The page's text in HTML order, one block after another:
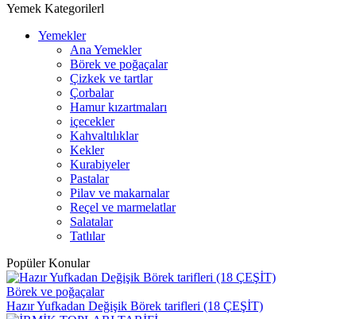
Yemek Kategorilerl
Yemekler
Ana Yemekler
Börek ve poğaçalar
Çizkek ve tartlar
Çorbalar
Hamur kızartmaları
içecekler
Kahvaltılıklar
Kekler
Kurabiyeler
Pastalar
Pilav ve makarnalar
Reçel ve marmelatlar
Salatalar
Tatlılar
Popüler Konular
Börek ve poğaçalar
Hazır Yufkadan Değişik Börek tarifleri (18 ÇEŞİT)